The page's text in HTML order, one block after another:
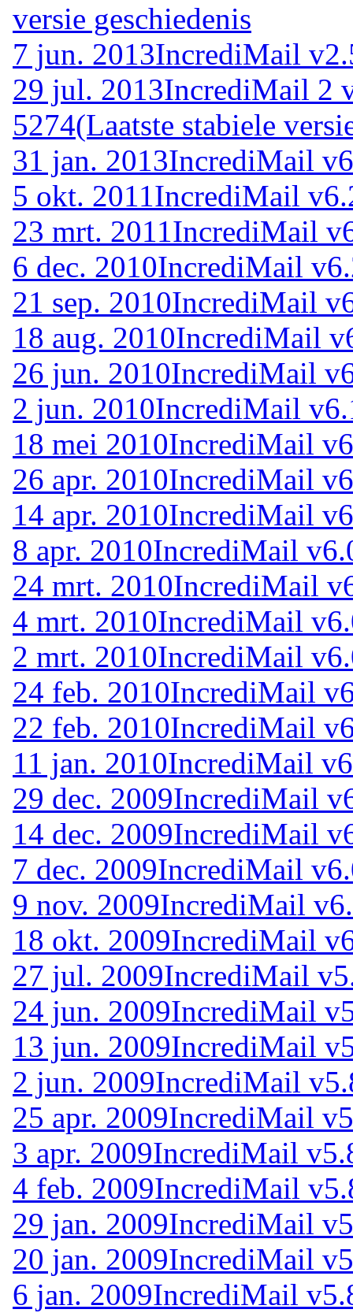
versie geschiedenis
7 jun. 2013IncrediMail
29 jul. 2013IncrediMail 2
5274(Laatste stabiele
31 jan. 2013IncrediMail
5 okt. 2011 IncrediMail
23 mrt. 2011 IncrediMail
6 dec. 2010IncrediMail
21 sep. 2010IncrediMail
18 aug. 2010IncrediMail
26 jun. 2010IncrediMail
2 jun. 2010IncrediMail
18 mei 2010IncrediMail
26 apr. 2010IncrediMail
14 apr. 2010IncrediMail
8 apr. 2010IncrediMail
24 mrt. 2010IncrediMail
4 mrt. 2010IncrediMail
2 mrt. 2010IncrediMail
24 feb. 2010IncrediMail
22 feb. 2010IncrediMail
11 jan. 2010IncrediMail
29 dec. 2009IncrediMail
14 dec. 2009IncrediMail
7 dec. 2009IncrediMail
9 nov. 2009IncrediMail
18 okt. 2009IncrediMail
27 jul. 2009IncrediMail
24 jun. 2009IncrediMail
13 jun. 2009IncrediMail
2 jun. 2009IncrediMail
25 apr. 2009IncrediMail
3 apr. 2009IncrediMail
4 feb. 2009IncrediMail
29 jan. 2009IncrediMail
20 jan. 2009IncrediMail
6 jan. 2009IncrediMail